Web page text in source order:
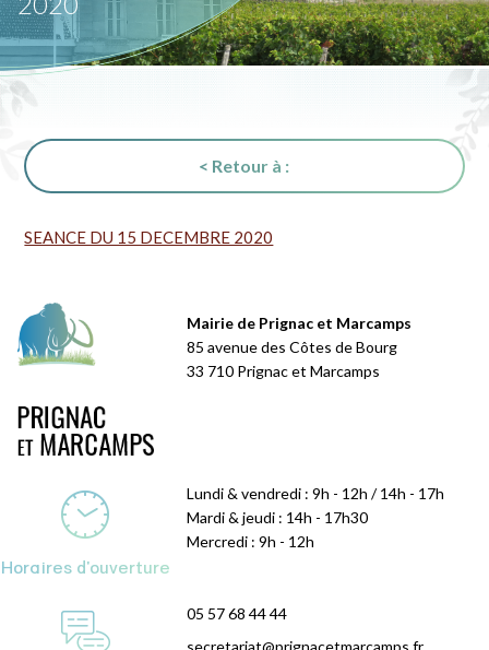
< Retour à :
SEANCE DU 15 DECEMBRE 2020
Mairie de Prignac et Marcamps
85 avenue des Côtes de Bourg
33 710 Prignac et Marcamps
Horaires d'ouverture
Lundi & vendredi : 9h - 12h / 14h - 17h
Mardi & jeudi : 14h - 17h30
Mercredi : 9h - 12h
05 57 68 44 44